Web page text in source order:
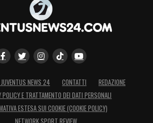
NEWS 24 CONTATTI
REDAZIONE
POLICY E TRATTAMENTO DEI DATI PERSONALI
ESTESA SUI COOKIE (COOKIE POLICY)